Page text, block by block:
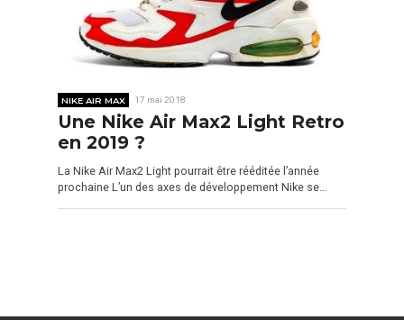
NIKE AIR MAX 17 mai 2018
Une Nike Air Max2 Light Retro
en 2019 ?
La Nike Air Max2 Light pourrait être rééditée l’année
prochaine L’un des axes de développement Nike se…